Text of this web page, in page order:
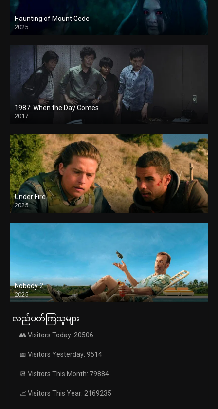
Haunting of Mount Gede
2025
1987: When the Day Comes
2017
Under Fire
2025
Nobody 2
2025
လည်ပတ်ကြသူများ
👥 Visitors Today: 20506
📅 Visitors Yesterday: 9514
📆 Visitors This Month: 79884
📈 Visitors This Year: 2169235